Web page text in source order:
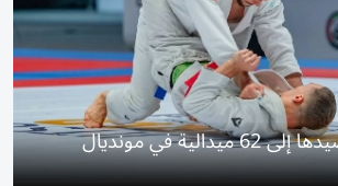
الإمارات ترفع رصيدها إلى 62 ميدالية في مونديال